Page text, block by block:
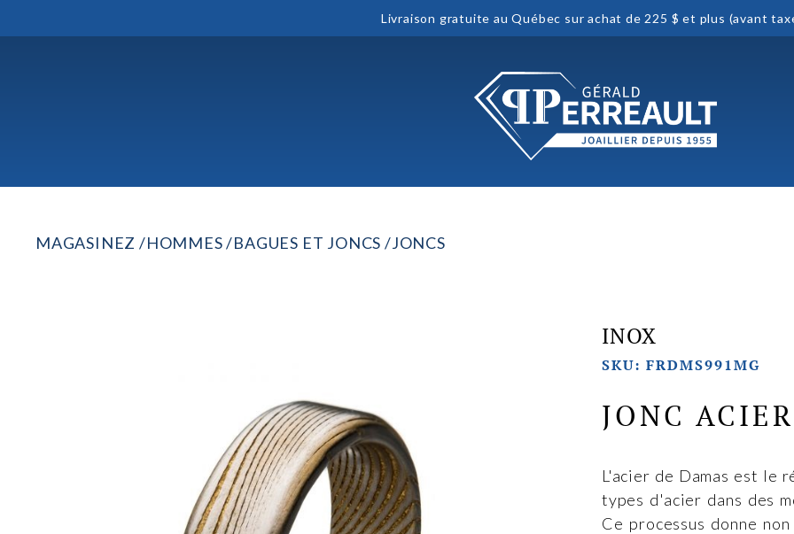
Livraison gratuite au Québec sur achat de 225 $ et plus (avant
MAGASINEZ HOMMES BAGUES ET JONCS JONCS
INOX
SKU: FRDMS991MG
JONC
L'acier de Damas est le
types d'acier dans des
Ce processus donne